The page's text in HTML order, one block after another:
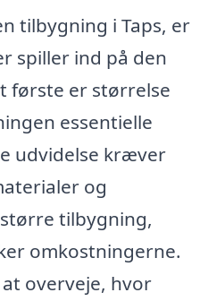
tilbygning i Taps, er
spiller ind på den
første er størrelse
essentielle
udvidelse kræver
og
tilbygning,
omkostningerne.
overveje, hvor